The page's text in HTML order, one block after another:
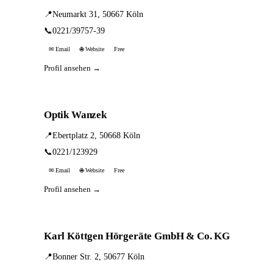
📍Neumarkt 31, 50667 Köln
📞0221/39757-39
✉ Email 🌐 Website Free
Profil ansehen →
Optik Wanzek
📍Ebertplatz 2, 50668 Köln
📞0221/123929
✉ Email 🌐 Website Free
Profil ansehen →
Karl Köttgen Hörgeräte GmbH & Co. KG
📍Bonner Str. 2, 50677 Köln